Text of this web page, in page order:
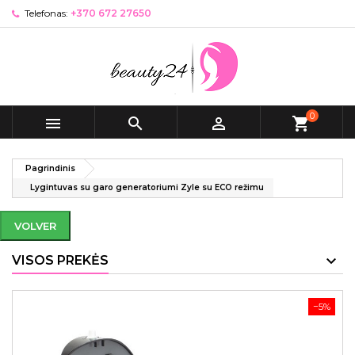
Telefonas: +370 672 27650
   shopping_cart0
Pagrindinis
Lygintuvas su garo generatoriumi Zyle su ECO režimu
VOLVER
VISOS PREKĖS
−5%